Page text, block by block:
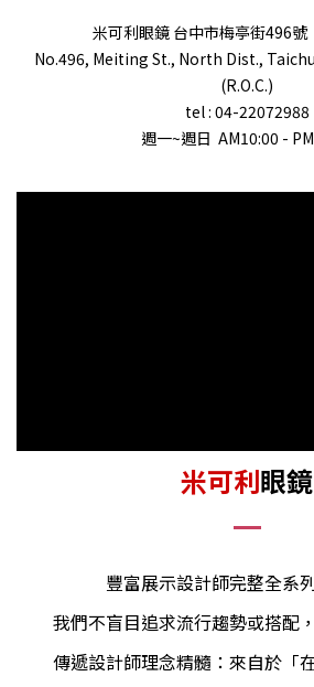
米可利眼鏡 台中市梅亭街496號
No.496, Meiting St., North Dist.,
(R.O.C.)
tel : 04-22072988
週一~週日 AM10:00 -
米可利眼鏡
豐富展示設計師完整全系
我們不盲目追求流行趨勢或搭配
傳遞設計師理念精髓：來自於「